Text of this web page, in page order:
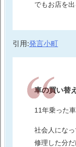
でもお店を
引用:発言小町
車の買い替
11年乗った
社会人にな
修理した分